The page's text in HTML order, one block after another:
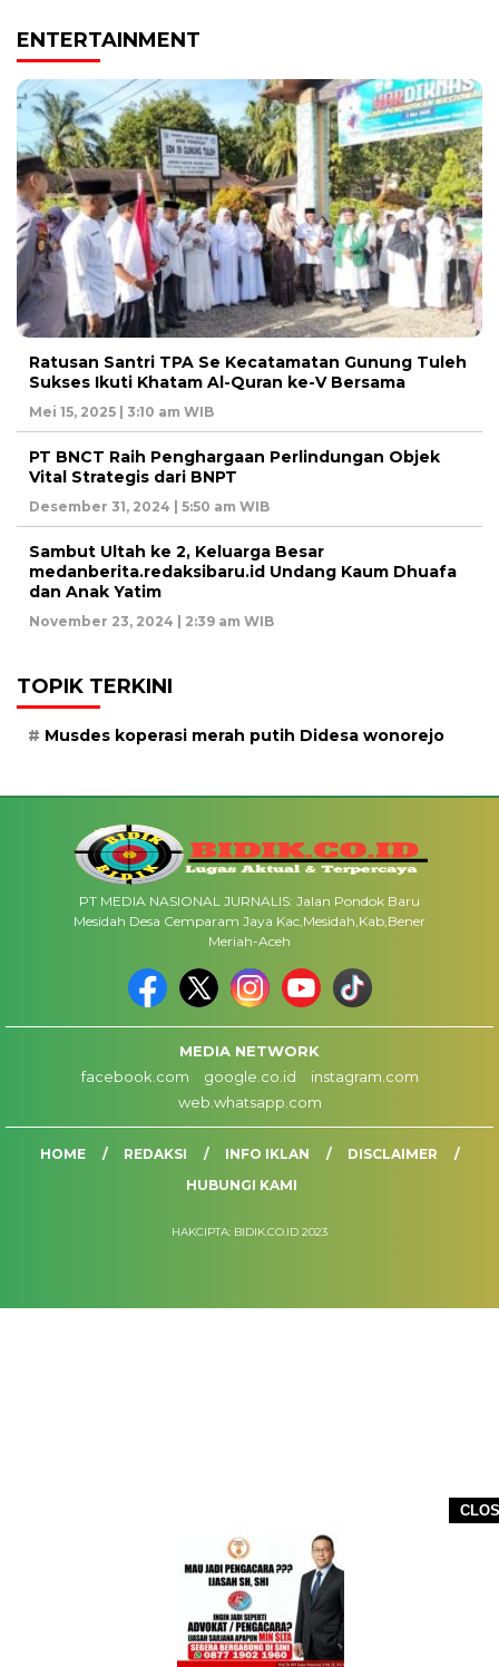
ENTERTAINMENT
Ratusan Santri TPA Se Kecatamatan Gunung Tuleh
Sukses Ikuti Khatam Al-Quran ke-V Bersama
Mei 15, 2025 | 3:10 am WIB
PT BNCT Raih Penghargaan Perlindungan Objek
Vital Strategis dari BNPT
Desember 31, 2024 | 5:50 am WIB
Sambut Ultah ke 2, Keluarga Besar
medanberita.redaksibaru.id Undang Kaum Dhuafa
dan Anak Yatim
November 23, 2024 | 2:39 am WIB
TOPIK TERKINI
Musdes koperasi merah putih Didesa wonorejo
PT MEDIA NASIONAL JURNALIS: Jalan Pondok Baru
Mesidah Desa Cemparam Jaya Kac,Mesidah,Kab,Bener
Meriah-Aceh
MEDIA NETWORK
facebook.com
google.co.id
instagram.com
web.whatsapp.com
HOME REDAKSI INFO IKLAN
DISCLAIMER
HUBUNGI KAMI
HAKCIPTA: BIDIK.CO.ID 2023